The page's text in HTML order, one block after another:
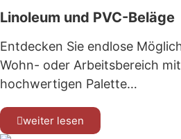
Linoleum und PVC-Beläge
Entdecken Sie endlose
Wohn- oder Arbeitsbereich
hochwertigen Palette…
weiter lesen